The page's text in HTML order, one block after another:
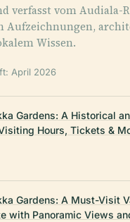
verfasst vom Audiala-
Aufzeichnungen,
Wissen.
April 2026
Gardens: A Historical
Hours, Tickets &
Gardens: A Must-Visit
with Panoramic Views